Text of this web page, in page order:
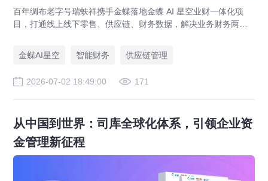
百年绸布老字号瑞蚨祥携手金蝶落地金蝶 AI 星空业财一体化项
目，打通线上线下零售、供应链、财务数据，解决业务财务两张
金蝶AI星空
智能财务 供应链管理
2026-07-02 18:49:00 171
从中国到世界：司库全球化体系，引领企业资
金管理新征程